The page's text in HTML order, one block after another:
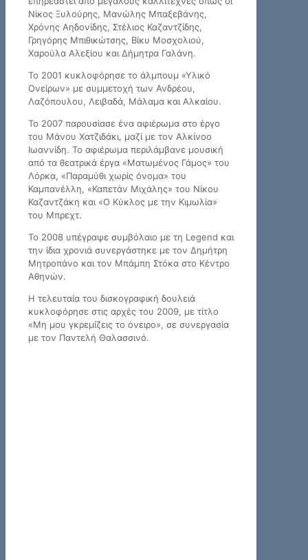
Νίκος Ξυλούρης, Μανώλης Μπαξεβάνης,
Χρόνης Αηδονίδης, Στέλιος Καζαντζίδης,
Γρηγόρης Μπιθικώτσης, Βίκυ Μοσχολιού,
Χαρούλα Αλεξίου και Δήμητρα Γαλάνη.
Το 2001 κυκλοφόρησε το άλμπουμ «Υλικό
Ονείρων» με συμμετοχή των Ανδρέου,
Λαζόπουλου, Λειβαδά, Μάλαμα και Αλκαίου.
Το 2007 παρουσίασε ένα αφιέρωμα στο έργο
του Μάνου Χατζιδάκι, μαζί με τον Αλκίνοο
Ιωαννίδη. Το αφιέρωμα περιλάμβανε μουσική
από τα θεατρικά έργα «Ματωμένος Γάμος» του
Λόρκα, «Παραμύθι χωρίς όνομα» του
Καμπανέλλη, «Καπετάν Μιχάλης» του Νίκου
Καζαντζάκη και «Ο Κύκλος με την Κιμωλία»
του Μπρεχτ.
Το 2008 υπέγραψε συμβόλαιο με τη Legend και
την ίδια χρονιά συνεργάστηκε με τον Δημήτρη
Μητροπάνο και τον Μπάμπη Στόκα στο Κέντρο
Αθηνών.
Η τελευταία του δισκογραφική δουλειά
κυκλοφόρησε στις αρχές του 2009, με τίτλο
«Μη μου γκρεμίζεις το όνειρο», σε συνεργασία
με τον Παντελή Θαλασσινό.